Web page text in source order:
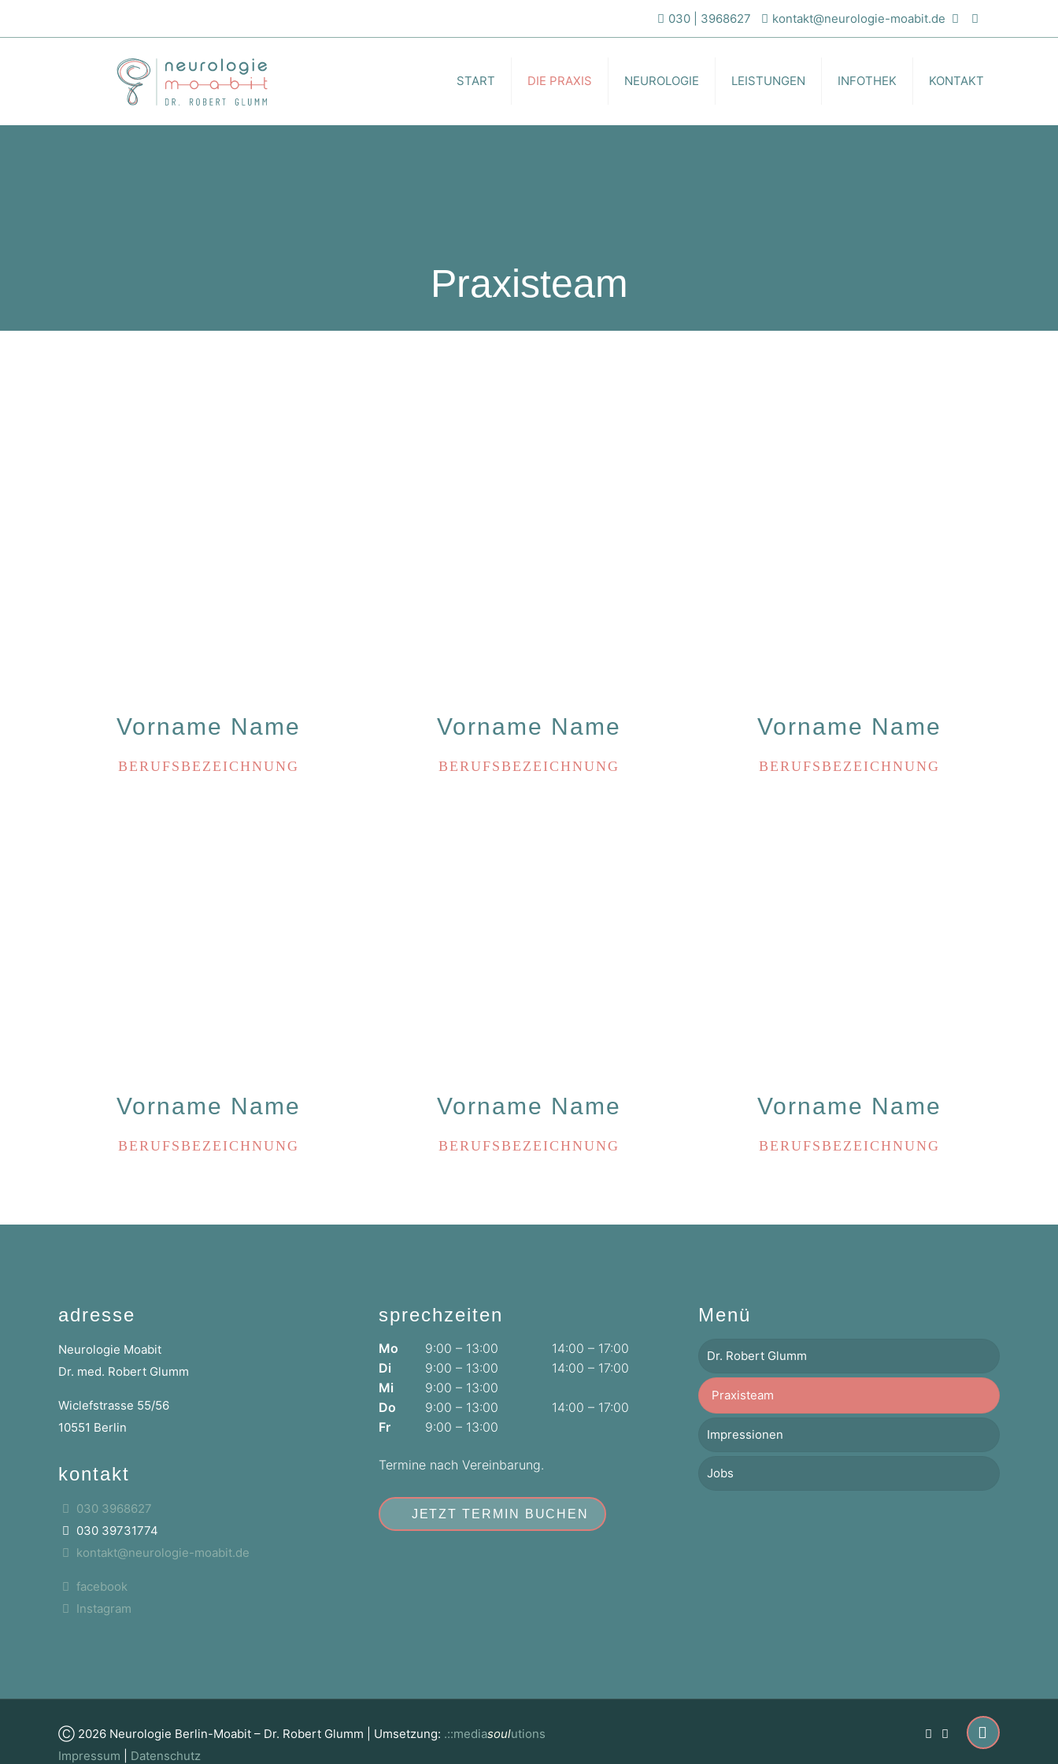
030 | 3968627 kontakt@neurologie-moabit.de
START DIE PRAXIS NEUROLOGIE LEISTUNGEN INFOTHEK KONTAKT
Praxisteam
Vorname Name
BERUFSBEZEICHNUNG
Vorname Name
BERUFSBEZEICHNUNG
Vorname Name
BERUFSBEZEICHNUNG
Vorname Name
BERUFSBEZEICHNUNG
Vorname Name
BERUFSBEZEICHNUNG
Vorname Name
BERUFSBEZEICHNUNG
adresse
Neurologie Moabit
Dr. med. Robert Glumm
Wiclefstrasse 55/56
10551 Berlin
kontakt
030 3968627
030 39731774
kontakt@neurologie-moabit.de
facebook
Instagram
sprechzeiten
Mo 9:00 – 13:00
14:00 – 17:00
Di
9:00 – 13:00
14:00 – 17:00
Mi
9:00 – 13:00
Do
9:00 – 13:00
14:00 – 17:00
Fr
9:00 – 13:00
Termine nach Vereinbarung.
JETZT TERMIN BUCHEN
Menü
Dr. Robert Glumm
Praxisteam
Impressionen
Jobs
Ⓒ 2026 Neurologie Berlin-Moabit – Dr. Robert Glumm | Umsetzung: .::mediasoulutions
Impressum
Datenschutz